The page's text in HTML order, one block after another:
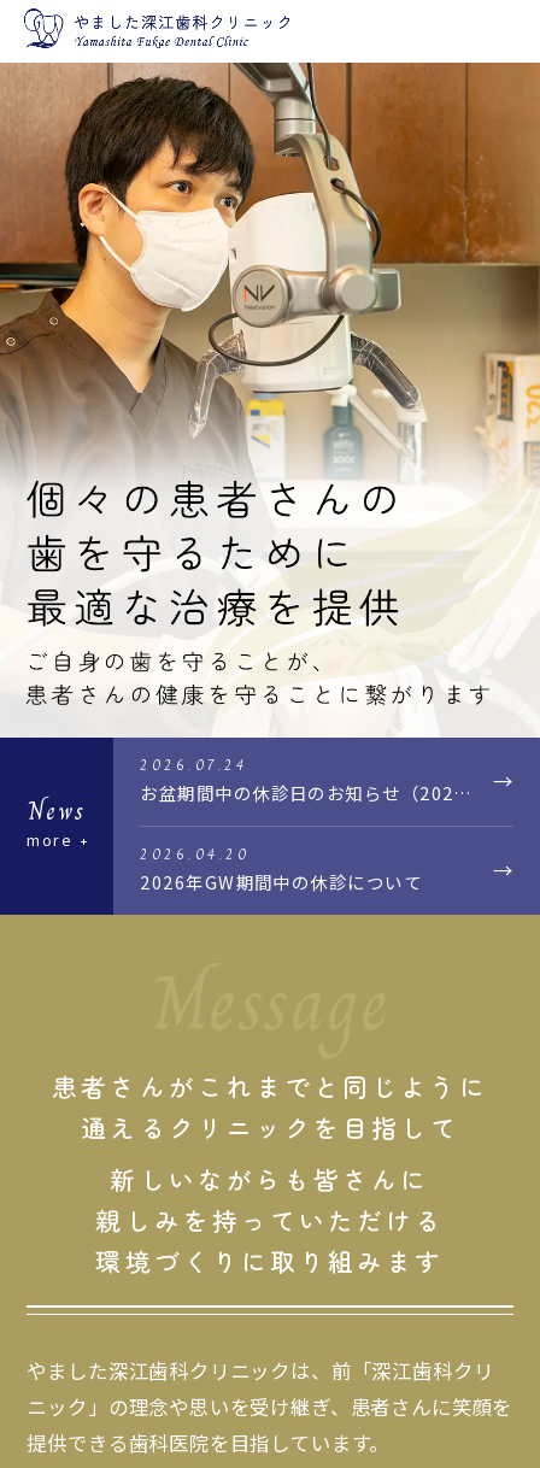
News
more
2026.07.24
お盆期間中の休診日のお知らせ（2026年）
2026.04.20
2026年GW期間中の休診について
患者さんがこれまでと同じように
通えるクリニックを目指して
新しいながらも皆さんに
親しみを持っていただける
環境づくりに取り組みます
やました深江歯科クリニックは、前「深江歯科クリ
ニック」の理念や思いを受け継ぎ、患者さんに笑顔を
提供できる歯科医院を目指しています。